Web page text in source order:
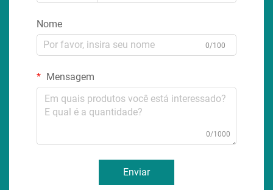
Nome
0/100
Mensagem
0/1000
Enviar